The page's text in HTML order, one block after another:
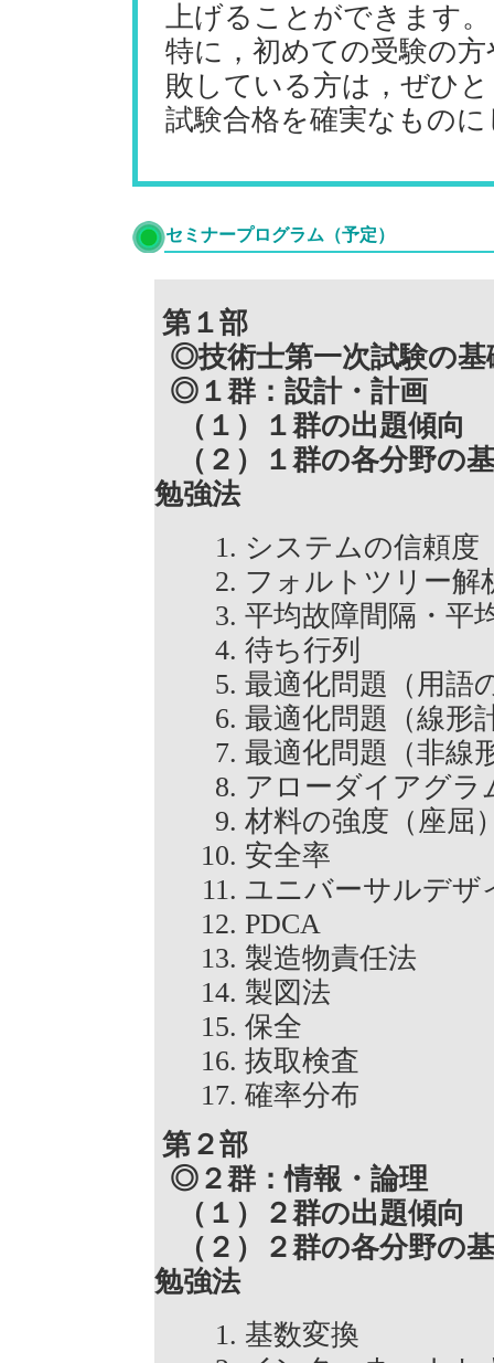
上げることができます。
特に，初めての受験の
敗している方は，ぜひ
試験合格を確実なもの
セミナープログラム（予定）
第１部
◎技術士第一次試験の基
◎１群：設計・計画
（１）１群の出題傾向
（２）１群の各分野の
勉強法
システムの信頼
フォルトツリー
平均故障間隔・
待ち行列
最適化問題（用
最適化問題（線
最適化問題（非
アローダイアグ
材料の強度（座
安全率
ユニバーサルデ
PDCA
製造物責任法
製図法
保全
抜取検査
確率分布
第２部
◎２群：情報・論理
（１）２群の出題傾向
（２）２群の各分野の
勉強法
基数変換